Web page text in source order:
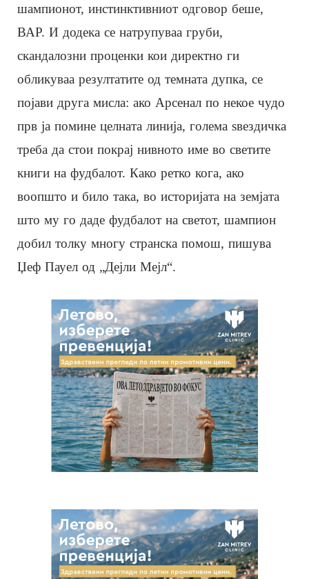
шампионот, инстинктивниот одговор беше,
ВАР. И додека се натрупуваа груби,
скандалозни проценки кои директно ги
обликуваа резултатите од темната дупка, се
појави друга мисла: ако Арсенал по некое чудо
прв ја помине целната линија, голема ѕвездичка
треба да стои покрај нивното име во светите
книги на фудбалот. Како ретко кога, ако
воопшто и било така, во историјата на земјата
што му го даде фудбалот на светот, шампион
добил толку многу странска помош, пишува
Џеф Пауел од „Дејли Мејл“.